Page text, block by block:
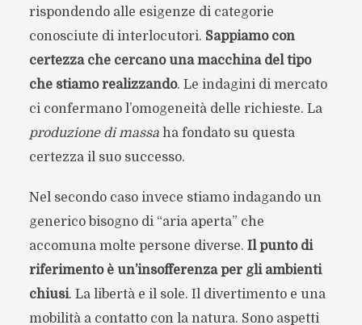
rispondendo alle esigenze di categorie
conosciute di interlocutori. Sappiamo con
certezza che cercano una macchina del tipo
che stiamo realizzando. Le indagini di mercato
ci confermano l’omogeneità delle richieste. La
produzione di massaha fondato su questa
certezza il suo successo.
Nel secondo caso invece stiamo indagando un
generico bisogno di “aria aperta” che
accomuna molte persone diverse. Il punto di
riferimento è un’insofferenza per gli ambienti
chiusi. La libertà e il sole. Il divertimento e una
mobilità a contatto con la natura. Sono aspetti